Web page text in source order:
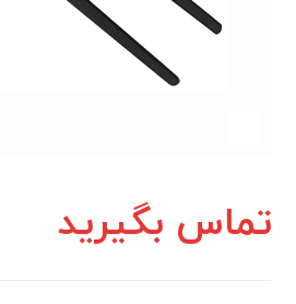
تماس بگیرید